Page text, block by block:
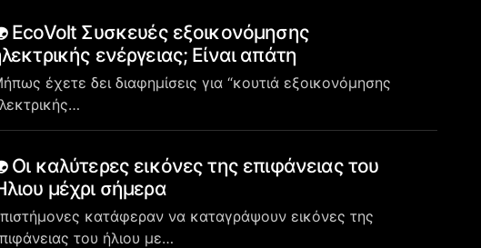
EcoVolt Συσκευές εξοικονόμησης
ενέργειας; Είναι απάτη
έχετε δει διαφημίσεις για “κουτιά εξοικονόμησης
Οι καλύτερες εικόνες της επιφάνειας του
μέχρι σήμερα
κατάφεραν να καταγράψουν εικόνες της
του ήλιου με…